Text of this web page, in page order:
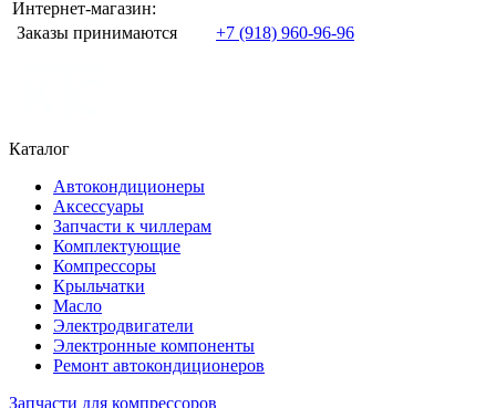
Интернет-магазин:
Заказы принимаются
+7 (918) 960-96-96
Каталог
Автокондиционеры
Аксессуары
Запчасти к чиллерам
Комплектующие
Компрессоры
Крыльчатки
Масло
Электродвигатели
Электронные компоненты
Ремонт автокондиционеров
Запчасти для компрессоров